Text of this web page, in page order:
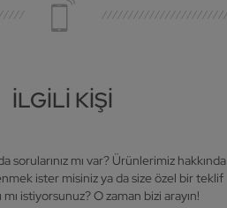
İLGILI KIŞI
sorularınız mı var? Ürünlerimiz hakkında
ister misiniz ya da size özel bir teklif
mı istiyorsunuz? O zaman bizi arayın!